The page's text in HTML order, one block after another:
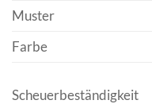
Muster
Farbe
Scheuerbeständigkeit